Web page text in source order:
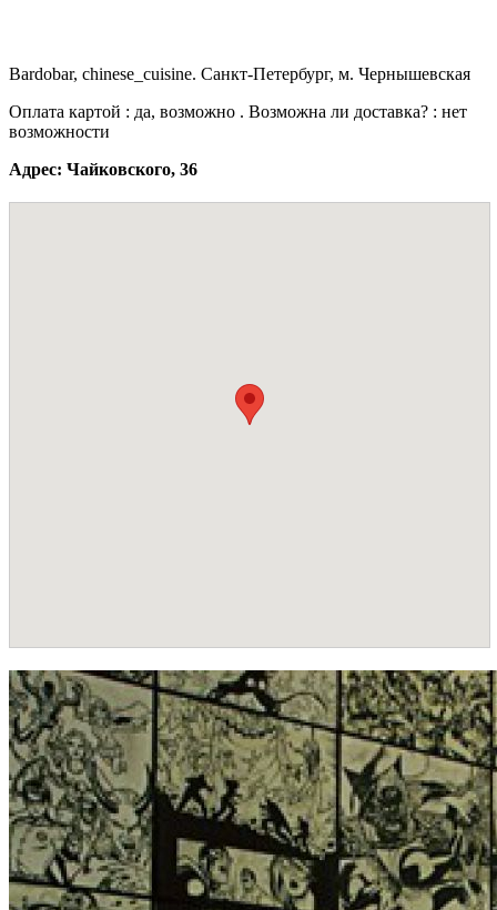
Bardobar, chinese_cuisine. Санкт-Петербург, м. Чернышевская
Оплата картой : да, возможно . Возможна ли доставка? : нет
возможности
Адрес: Чайковского, 36